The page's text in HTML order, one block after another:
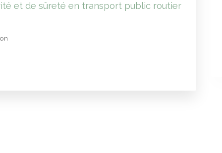
et de sûreté en transport public routier